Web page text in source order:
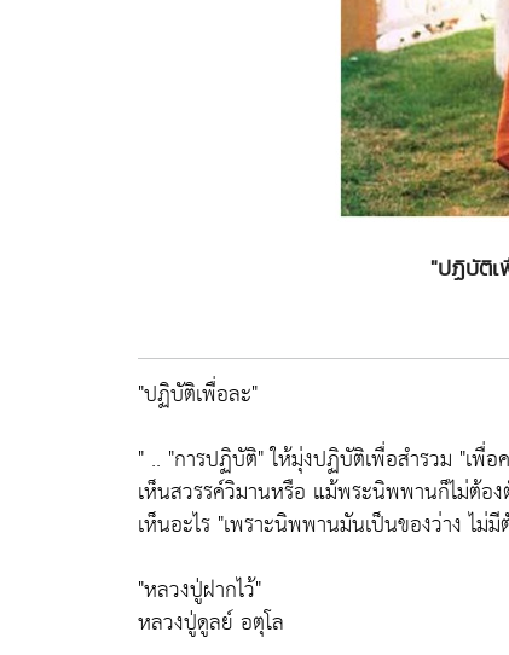
"ปฏิบัติเ
"ปฏิบัติเพื่อละ"
" .. "การปฏิบัติ" ให้มุ่งปฏิบัติเพื่อสำรวม "เพื่
เห็นสวรรค์วิมานหรือ แม้พระนิพพานก็ไม่ต้อ
เห็นอะไร "เพราะนิพพานมันเป็นของว่าง ไม่
"หลวงปู่ฝากไว้"
หลวงปู่ดูลย์ อตุโล